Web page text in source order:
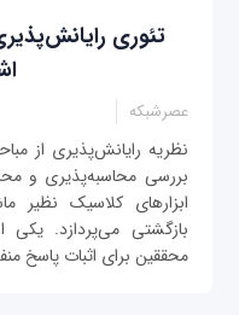
تئوری
عصرشبکه
نظریه رایانش‌پذیری از
بررسی محاسبه‌پذیری و
ابزارهای کلاسیک نظیر
بازگشتی می‌پردازد.
محققین برای اثبات پاسخ